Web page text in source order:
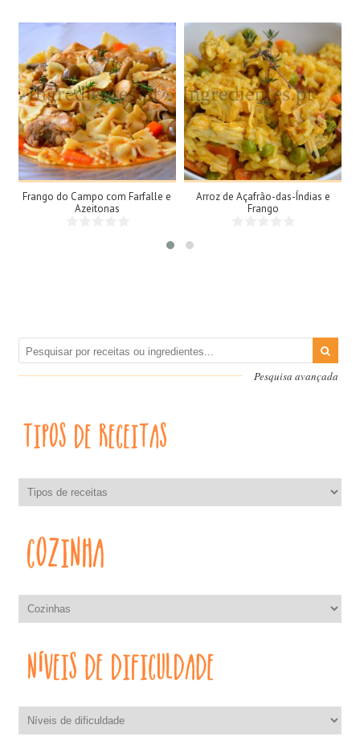
4 Doses
4 Pessoas
60Min
Frango do Campo com Farfalle e
Azeitonas
3 Doses
3 Pessoas
15Min
Arroz de Açafrão-das-Índias e
Frango
Pesquisa avançada